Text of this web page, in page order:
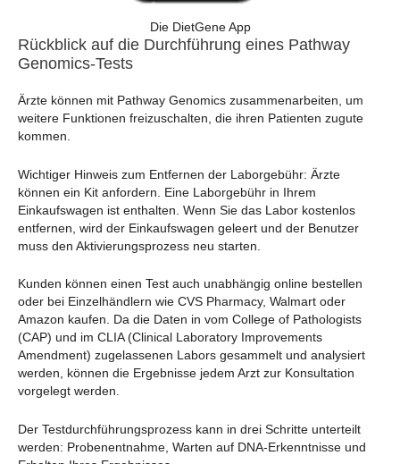
Die DietGene App
Rückblick auf die Durchführung eines Pathway
Genomics-Tests
Ärzte können mit Pathway Genomics zusammenarbeiten, um
weitere Funktionen freizuschalten, die ihren Patienten zugute
kommen.
Wichtiger Hinweis zum Entfernen der Laborgebühr: Ärzte
können ein Kit anfordern. Eine Laborgebühr in Ihrem
Einkaufswagen ist enthalten. Wenn Sie das Labor kostenlos
entfernen, wird der Einkaufswagen geleert und der Benutzer
muss den Aktivierungsprozess neu starten.
Kunden können einen Test auch unabhängig online bestellen
oder bei Einzelhändlern wie CVS Pharmacy, Walmart oder
Amazon kaufen. Da die Daten in vom College of Pathologists
(CAP) und im CLIA (Clinical Laboratory Improvements
Amendment) zugelassenen Labors gesammelt und analysiert
werden, können die Ergebnisse jedem Arzt zur Konsultation
vorgelegt werden.
Der Testdurchführungsprozess kann in drei Schritte unterteilt
werden: Probenentnahme, Warten auf DNA-Erkenntnisse und